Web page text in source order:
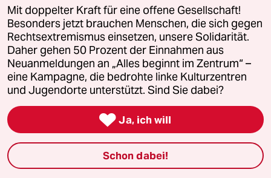
Mehr taz Angebote
Reisen
Kantine
Shop
Mit doppelter Kraft für eine offene Gesellschaft!
Besonders jetzt brauchen Menschen, die sich gegen
Rechtsextremismus einsetzen, unsere Solidarität.
Daher gehen 50 Prozent der Einnahmen aus
Neuanmeldungen an „Alles beginnt im Zentrum“ –
eine Kampagne, die bedrohte linke Kulturzentren
und Jugendorte unterstützt. Sind Sie dabei?
 Ja, ich will
Schon dabei!